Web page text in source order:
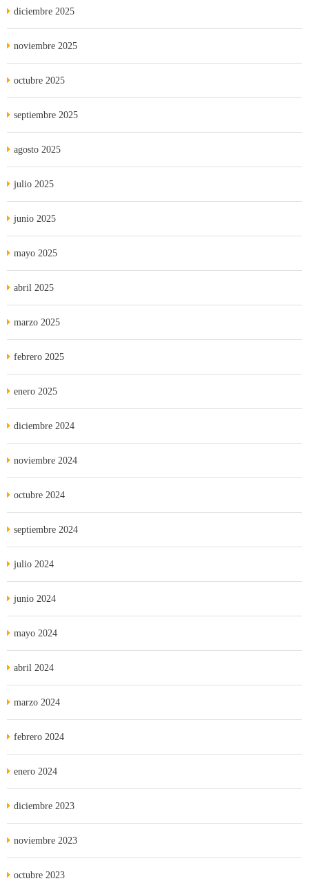
diciembre 2025
noviembre 2025
octubre 2025
septiembre 2025
agosto 2025
julio 2025
junio 2025
mayo 2025
abril 2025
marzo 2025
febrero 2025
enero 2025
diciembre 2024
noviembre 2024
octubre 2024
septiembre 2024
julio 2024
junio 2024
mayo 2024
abril 2024
marzo 2024
febrero 2024
enero 2024
diciembre 2023
noviembre 2023
octubre 2023